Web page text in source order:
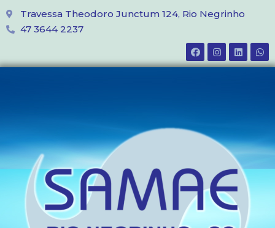
Travessa Theodoro Junctum 124, Rio Negrinho
47 3644 2237